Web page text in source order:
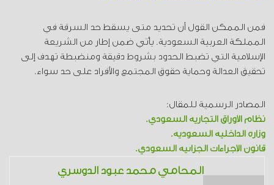
فمن الممكن القول أن تحديد متى يسقط حد السرقة في
المملكة العربية السعودية. يأتي ضمن إطار من الشريعة
الإسلامية التي تضبط الحدود بشروط دقيقة ومنضبطة تهدف إلى
تحقيق العدالة وحماية حقوق المجتمع والأفراد على حد سواء.
المصادر الرسمية للمقال:
نظام الأوراق التجارية السعودي.
وزارة الداخلية السعودية.
قانون الإجراءات الجزائية السعودي.
المحامي محمد عبود الدوسري